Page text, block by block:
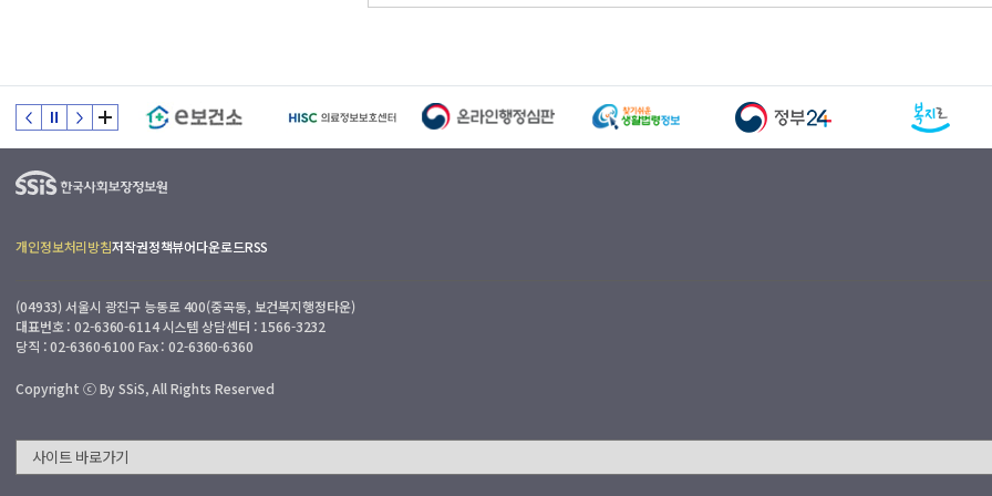
개인정보처리방침저작권정책뷰어다운로드RSS
(04933) 서울시 광진구 능동로 400(중곡동, 보건복지행정타운)
대표번호 : 02-6360-6114 시스템 상담센터 : 1566-3232
당직 : 02-6360-6100 Fax : 02-6360-6360
Copyright ⓒ By SSiS, All Rights Reserved